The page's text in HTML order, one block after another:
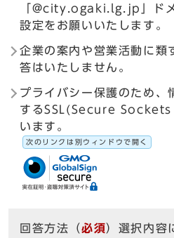
「@city.ogaki.lg.jp」ド
設定をお願いいたします。
企業の案内や営業活動に類
答はいたしません。
プライバシー保護のため、
するSSL(Secure Sockets
います。
次のリンクは別ウィンドウで開く
回答方法 （必須）選択内容